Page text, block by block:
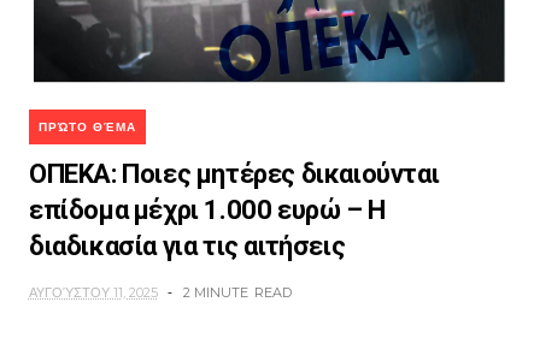
ΠΡΏΤΟ ΘΈΜΑ
ΟΠΕΚΑ: Ποιες μητέρες δικαιούνται
επίδομα μέχρι 1.000 ευρώ – Η
διαδικασία για τις αιτήσεις
ΑΥΓΟΎΣΤΟΥ 11, 2025 2 MINUTE READ